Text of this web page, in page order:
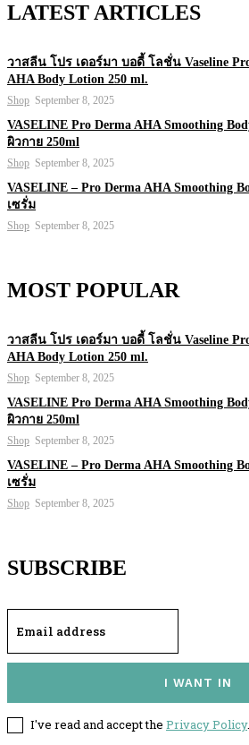
LATEST ARTICLES
วาสลีน โปร เดอร์มา บอดี้ โลชั่น Vaseline
AHA Body Lotion 250 ml.
Shop September 8, 2025
VASELINE Pro Derma AHA Smoothing
ผิวกาย 250ml
Shop September 8, 2025
VASELINE – Pro Derma AHA Smoothing
เซรั่ม
Shop September 8, 2025
MOST POPULAR
วาสลีน โปร เดอร์มา บอดี้ โลชั่น Vaseline
AHA Body Lotion 250 ml.
Shop September 8, 2025
VASELINE Pro Derma AHA Smoothing
ผิวกาย 250ml
Shop September 8, 2025
VASELINE – Pro Derma AHA Smoothing
เซรั่ม
Shop September 8, 2025
SUBSCRIBE
I WANT IN
I've read and accept the Privacy Policy.